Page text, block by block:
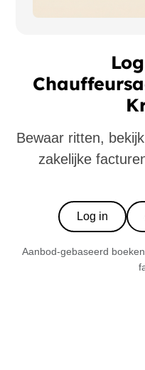
Bewaar ritten,
zakelijke
Log in
Aanbod-gebaseerd